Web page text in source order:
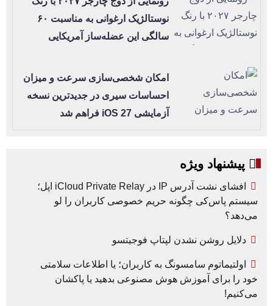
نوستالژیک ارغوانی به مناسبت ۶۰
سالگی این عضله‌ساز آمریکایی
امکان شخصی‌سازی سرعت و میزان
احساسات سیری در جدیدترین نسخه
آزمایشی iOS 27 فراهم شد
پیشنهاد ویژه
افشای نشت آدرس IP در iCloud Private Relay اپل؛
سیستم پاس‌کی چگونه حریم خصوصی کاربران را لو
می‌دهد؟
دلایل روشن نشدن لپتاپ فوجیتسو
اولتیماتوم سامسونگ به کاربران؛ یا اطلاعات سلامتی
خود را برای آموزش هوش مصنوعی بدهید یا پاکشان
می‌کنیم!